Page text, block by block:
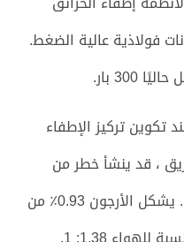
فولاذية عالية الضغط.
بار.
تركيز الإطفاء
، قد ينشأ خطر من
غازات الاحتراق ونقص الأكسجين. يشكل الأرجون 0.93٪ من